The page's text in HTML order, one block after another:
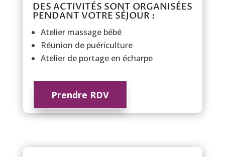
DES ACTIVITÉS SONT ORGANISÉES
PENDANT VOTRE SÉJOUR :
Atelier massage bébé
Réunion de puériculture
Atelier de portage en écharpe
Prendre RDV